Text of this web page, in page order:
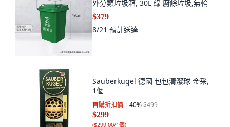
外分類垃圾箱, 30L 綠 廚餘垃圾,無輪
$379
8/21 預計送達
Sauberkugel 德國 包包清潔球 金采,
1個
首購折扣價 40%$499
$299
($299.00/1個)